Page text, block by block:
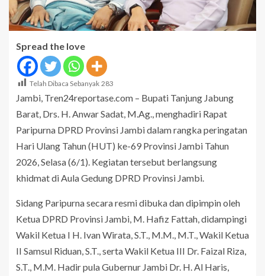
Spread the love
Telah Dibaca Sebanyak 283
Jambi, Tren24reportase.com – Bupati Tanjung Jabung
Barat, Drs. H. Anwar Sadat, M.Ag., menghadiri Rapat
Paripurna DPRD Provinsi Jambi dalam rangka peringatan
Hari Ulang Tahun (HUT) ke-69 Provinsi Jambi Tahun
2026, Selasa (6/1). Kegiatan tersebut berlangsung
khidmat di Aula Gedung DPRD Provinsi Jambi.
Sidang Paripurna secara resmi dibuka dan dipimpin oleh
Ketua DPRD Provinsi Jambi, M. Hafiz Fattah, didampingi
Wakil Ketua I H. Ivan Wirata, S.T., M.M., M.T., Wakil Ketua
II Samsul Riduan, S.T., serta Wakil Ketua III Dr. Faizal Riza,
S.T., M.M. Hadir pula Gubernur Jambi Dr. H. Al Haris,